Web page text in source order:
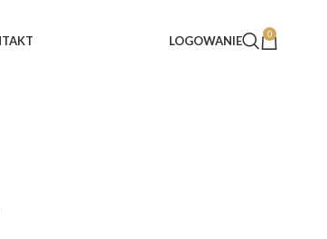
LOGOWANIE 0